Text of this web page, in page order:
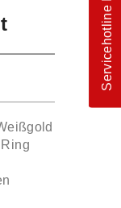
Servicehotline